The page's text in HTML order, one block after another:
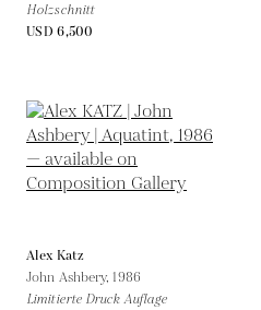
Holzschnitt
USD 6,500
Alex Katz
John Ashbery,1986
Limitierte Druck Auflage